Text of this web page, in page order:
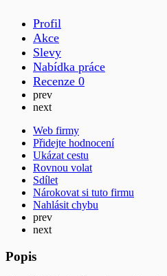
Profil
Akce
Slevy
Nabídka práce
Recenze 0
prev
next
Web firmy
Přidejte hodnocení
Ukázat cestu
Rovnou volat
Sdílet
Nárokovat si tuto firmu
Nahlásit chybu
prev
next
Popis